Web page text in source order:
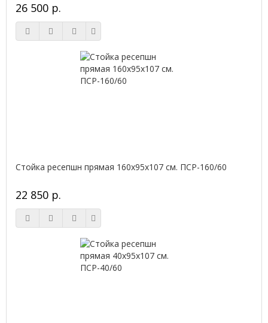
26 500 р.
Стойка ресепшн прямая 160х95х107 см. ПСР-160/60
22 850 р.